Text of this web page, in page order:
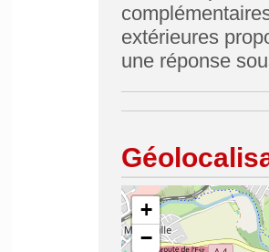
extérieures
une réponse
+
−